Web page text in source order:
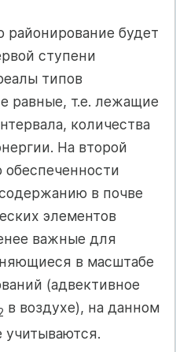
районирование будет
ступени
типов
равные, т.е. лежащие
количества
На второй
в почве
элементов
важные для
в масштабе
(адвективное
в воздухе), на данном
учитываются.